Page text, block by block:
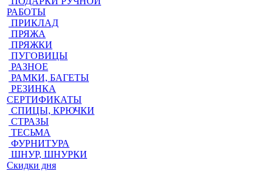
РАБОТЫ
ПРИКЛАД
ПРЯЖА
ПРЯЖКИ
ПУГОВИЦЫ
РАЗНОЕ
РАМКИ, БАГЕТЫ
РЕЗИНКА
СЕРТИФИКАТЫ
СПИЦЫ, КРЮЧКИ
СТРАЗЫ
ТЕСЬМА
ФУРНИТУРА
ШНУР, ШНУРКИ
Скидки дня